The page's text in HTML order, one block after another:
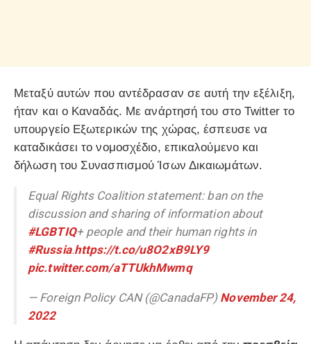
Μεταξύ αυτών που αντέδρασαν σε αυτή την εξέλιξη,
ήταν και ο Καναδάς. Με ανάρτησή του στο Twitter το
υπουργείο Εξωτερικών της χώρας, έσπευσε να
καταδικάσει το νομοσχέδιο, επικαλούμενο και
δήλωση του Συνασπισμού Ίσων Δικαιωμάτων.
Equal Rights Coalition statement: ban on the
discussion and sharing of information about
#LGBTIQ+ people and their human rights in
#Russia.https://t.co/u8O2xB9LY9
pic.twitter.com/aTTUkhMwmq
— Foreign Policy CAN (@CanadaFP) November 24,
2022